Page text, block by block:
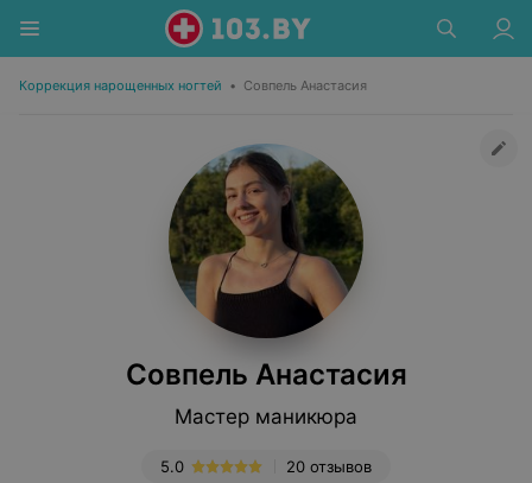
Коррекция нарощенных ногтей • Совпель Анастасия
Совпель Анастасия
Мастер маникюра
20 отзывов
5.0